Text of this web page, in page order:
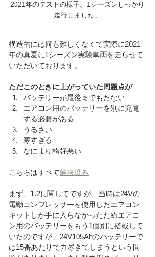
2021年のテストの様子。1シーズンしっかり
走行しました。
構造的には何も難しくなくて実際に2021
年の真夏に1シーズン実験車両を走らせて
いただいております。
ただこのときに上がっていた問題点が
バッテリーが最後までもたない
エアコン用のバッテリーを別に充電
する必要がある
うるさい
寒すぎる
なにより格好悪い
こちらはすべて解決済み
まず、1.2に関してですが、当時は24Vの
電動コンプレッサーを使用したエアコン
キットしか手に入らなかったためエアコ
ン用のバッテリーをもう1個別に搭載して
いたのですが、24V105Ahのバッテリーで
は15番あたりで力尽きてしまうという問